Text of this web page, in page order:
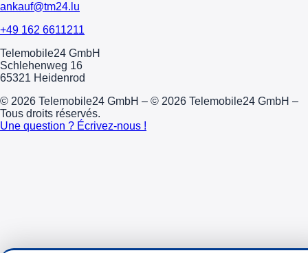
ankauf@tm24.lu
+49 162 6611211
Telemobile24 GmbH
Schlehenweg 16
65321 Heidenrod
© 2026 Telemobile24 GmbH – © 2026 Telemobile24 GmbH –
Tous droits réservés.
Une question ? Écrivez-nous !